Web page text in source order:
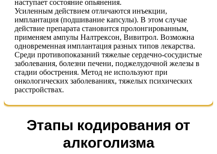
наступает состояние опьянения.
Усиленным действием отличаются инъекции,
имплантация (подшивание капсулы). В этом случае
действие препарата становится пролонгированным,
применяем ампулы Налтрексон, Вивитрол. Возможна
одновременная имплантация разных типов лекарства.
Среди противопоказаний тяжелые сердечно-сосудистые
заболевания, болезни печени, поджелудочной железы в
стадии обострения. Метод не используют при
онкологических заболеваниях, тяжелых психических
расстройствах.
Этапы кодирования от
алкоголизма